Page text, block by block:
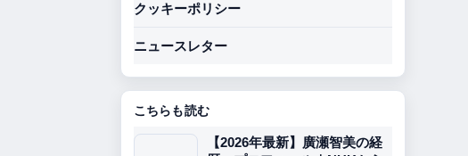
クッキーポリシー
ニュースレター
こちらも読む
【2026年最新】廣瀬智美の経